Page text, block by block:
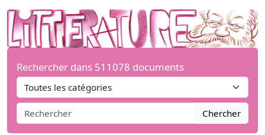
Rechercher dans 511078 documents
Chercher